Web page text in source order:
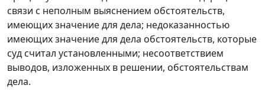
связи с неполным выяснением обстоятельств,
имеющих значение для дела; недоказанностью
имеющих значение для дела обстоятельств, которые
суд считал установленными; несоответствием
выводов, изложенных в решении, обстоятельствам
дела.